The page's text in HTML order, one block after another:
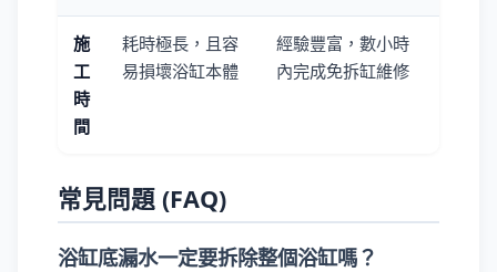
施
工
時
間
耗時極長，且容
易損壞浴缸本體
經驗豐富，數小時
內完成免拆缸維修
常見問題 (FAQ)
浴缸底漏水一定要拆除整個浴缸嗎？